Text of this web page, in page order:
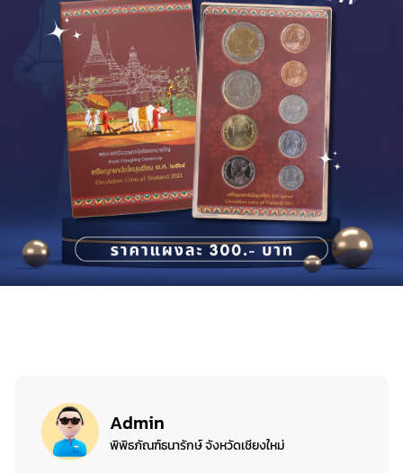
Admin
พิพิธภัณฑ์ธนารักษ์ จังหวัดเชียงใหม่